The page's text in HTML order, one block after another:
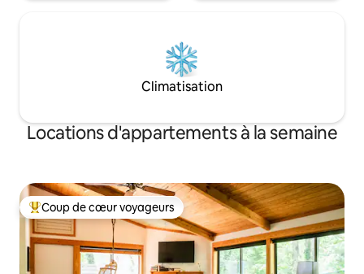
Climatisation
Locations d'appartements à la semaine
Coups de cœur voyageurs les plus appréciés
Coup de cœur voyageurs